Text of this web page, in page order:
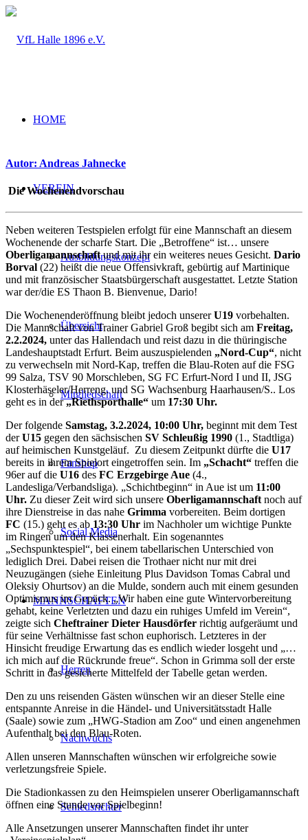
HOME
VEREIN
Ausbildungskonzept
Übersicht
Mitgliedschaft
Fanshop
Social Media
MANNSCHAFTEN
Herren
Nachwuchs
Schiedsrichter
Autor: Andreas Jahnecke
Die Wochenendvorschau
Neben weiteren Testspielen erfolgt für eine Mannschaft an diesem
Wochenende der scharfe Start. Die „Betroffene“ ist… unsere
Oberligamannschaftund mit ihr ein weiteres neues Gesicht. Dario
Borval (22) heißt die neue Offensivkraft, gebürtig auf Martinique
und mit französischer Staatsbürgerschaft ausgestattet. Letzte Station
war der/die ES Thaon B. Bienvenue, Dario!
Die Wochenenderöffnung bleibt jedoch unsererU19 vorbehalten.
Die Mannschaft von Trainer Gabriel Groß begibt sich am Freitag,
2.2.2024, unter das Hallendach und reist dazu in die thüringische
Landeshauptstadt Erfurt. Beim auszuspielenden „Nord-Cup“, nicht
zu verwechseln mit Nord-Kap, treffen die Blau-Roten auf die FSG
99 Salza, TSV 90 Morschleben, SG FC Erfurt-Nord I und II, JSG
Klosterhäseler/Herreng. und SG Wachsenburg Haarhausen/S.. Los
geht es in der„Riethsporthalle“ um 17:30 Uhr.
Der folgende Samstag, 3.2.2024, 10:00 Uhr, beginnt mit dem Test
derU15 gegen den sächsischen SV Schleußig 1990 (1., Stadtliga)
auf heimischen Kunstgeläuf. Zu diesem Zeitpunkt dürfte die U17
bereits in ihrem Spielort eingetroffen sein. Im „Schacht“ treffen die
96er auf die U16 des FC Erzgebirge Aue (4.,
Landesliga/Verbandsliga). „Schichtbeginn“ in Aue ist um 11:00
Uhr. Zu dieser Zeit wird sich unsere Oberligamannschaft noch auf
ihre Dienstreise in das nahe Grimma vorbereiten. Beim dortigen
FC (15.) geht es ab 13:30 Uhr im Nachholer um wichtige Punkte
im Ringen um den Klassenerhalt. Ein sogenanntes
„Sechspunktespiel“, bei einem tabellarischen Unterschied von
lediglich Drei. Dabei reisen die Trothaer nicht nur mit drei
Neuzugängen (siehe Einleitung Plus Davidson Tomas Cabral und
Oleksiy Ohurtsov) an die Mulde, sondern auch mit einem gesunden
Optimismus im Gepäck. „Wir haben eine gute Wintervorbereitung
gehabt, keine Verletzten und dazu ein ruhiges Umfeld im Verein“,
zeigte sich Cheftrainer Dieter Hausdörfer richtig aufgeräumt und
für seine Verhältnisse fast schon euphorisch. Letzteres in der
Hinsicht freudige Erwartung das es endlich wieder losgeht und „…
ich mich auf die Rückrunde freue“. Schon in Grimma soll der erste
Schritt in das gesicherte Mittelfeld der Tabelle getan werden.
Den zu uns reisenden Gästen wünschen wir an dieser Stelle eine
entspannte Anreise in die Händel- und Universitätsstadt Halle
(Saale) sowie zum „HWG-Stadion am Zoo“ und einen angenehmen
Aufenthalt bei den Blau-Roten.
Allen unseren Mannschaften wünschen wir erfolgreiche sowie
verletzungsfreie Spiele.
Die Stadionkassen zu den Heimspielen unserer Oberligamannschaft
öffnen eine Stunde vor Spielbeginn!
Alle Ansetzungen unserer Mannschaften findet ihr unter